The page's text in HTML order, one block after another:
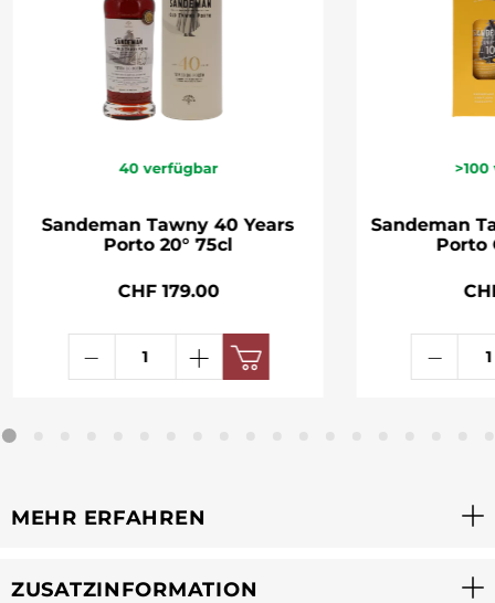
40 verfügbar
Sandeman Tawny 40 Years
Porto 20° 75cl
CHF 179.00
>100
Sandeman
Porto
MEHR ERFAHREN
ZUSATZINFORMATION